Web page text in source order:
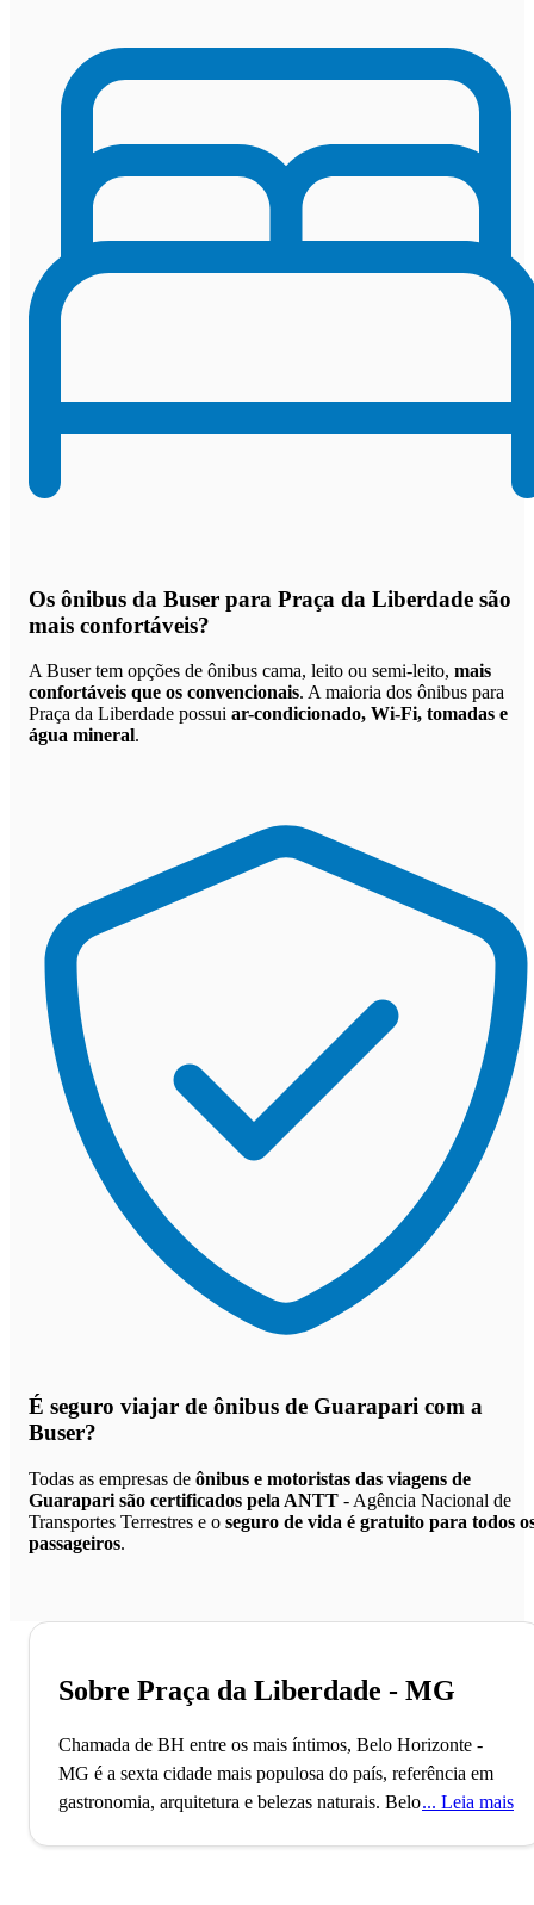
Os ônibus da Buser para Praça da Liberdade são
mais confortáveis?
A Buser tem opções de ônibus cama, leito ou semi-leito, mais
confortáveis que os convencionais. A maioria dos ônibus para
Praça da Liberdade possui ar-condicionado, Wi-Fi, tomadas e
água mineral.
É seguro viajar de ônibus de Guarapari com a
Buser?
Todas as empresas de ônibus e motoristas das viagens de
Guarapari são certificados pela ANTT - Agência Nacional de
Transportes Terrestres e o seguro de vida é gratuito para todos
passageiros.
Sobre Praça da Liberdade - MG
Chamada de BH entre os mais íntimos, Belo Horizonte -
MG é a sexta cidade mais populosa do país, referência em
gastronomia, arquitetura e belezas naturais. Belo Horizonte,
Leia mais